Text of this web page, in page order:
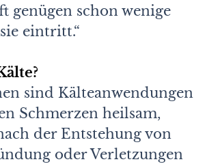
genügen schon wenige
eintritt.“
sind Kälteanwendungen
Schmerzen heilsam,
der Entstehung von
oder Verletzungen